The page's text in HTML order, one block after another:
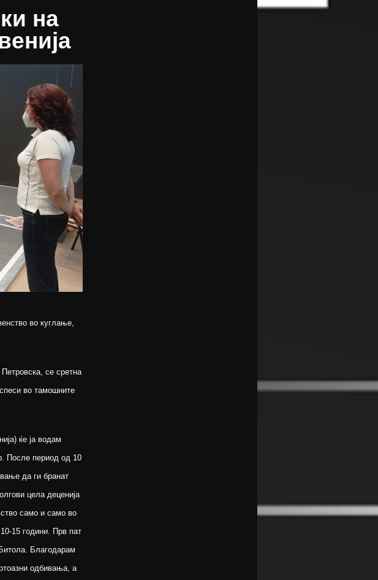
на
во куглање,
се сретна
во тамошните
ќе ја водам
После период од 10
да ги бранат
цела деценија
само и само во
15 години. Прв пат
Благодарам
одбивања, а